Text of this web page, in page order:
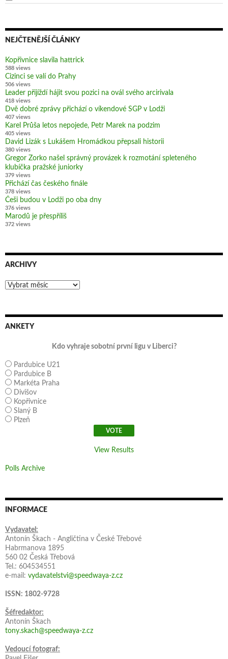
NEJČTENĚJŠÍ ČLÁNKY
Kopřivnice slavila hattrick
588 views
Cizinci se valí do Prahy
506 views
Leader přijíždí hájit svou pozici na ovál svého arcirivala
418 views
Dvě dobré zprávy přichází o víkendové SGP v Lodži
407 views
Karel Průša letos nepojede, Petr Marek na podzim
405 views
David Lizák s Lukášem Hromádkou přepsali historii
380 views
Gregor Zorko našel správný provázek k rozmotání spleteného
klubíčka pražské juniorky
379 views
Přichází čas českého finále
378 views
Češi budou v Lodži po oba dny
376 views
Marodů je přespříliš
372 views
ARCHIVY
Archivy
ANKETY
Kdo vyhraje sobotní první ligu v Liberci?
Pardubice U21
Pardubice B
Markéta Praha
Divišov
Kopřivnice
Slaný B
Plzeň
View Results
Polls Archive
INFORMACE
Vydavatel:
Antonín Škach - Angličtina v České Třebové
Habrmanova 1895
560 02 Česká Třebová
Tel.: 604534551
e-mail: vydavatelstvi@speedwaya-z.cz
ISSN: 1802-9728
Šéfredaktor:
Antonín Škach
tony.skach@speedwaya-z.cz
Vedoucí fotograf: